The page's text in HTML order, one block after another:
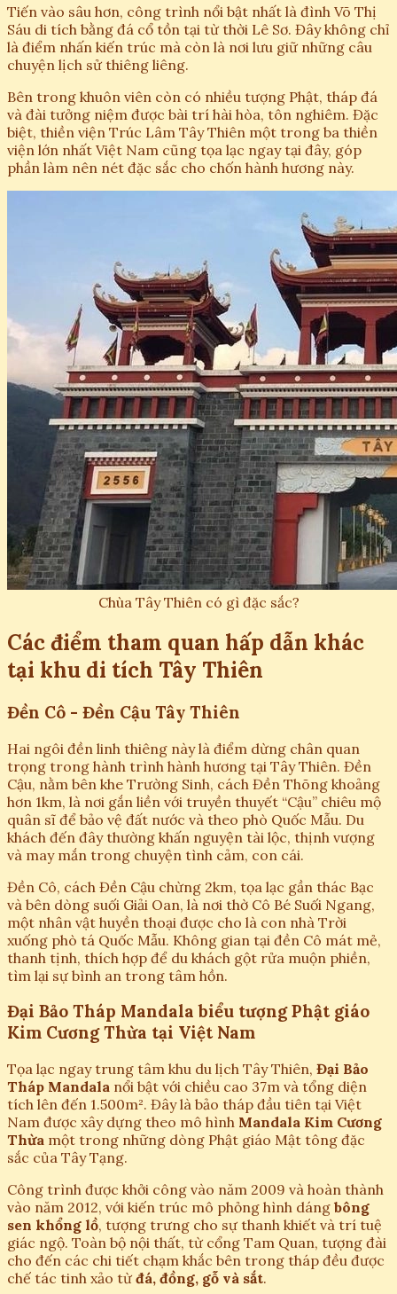
Tiến vào sâu hơn, công trình nổi bật nhất là đình Võ Thị
Sáu di tích bằng đá cổ tồn tại từ thời Lê Sơ. Đây không chỉ
là điểm nhấn kiến trúc mà còn là nơi lưu giữ những câu
chuyện lịch sử thiêng liêng.
Bên trong khuôn viên còn có nhiều tượng Phật, tháp đá
và đài tưởng niệm được bài trí hài hòa, tôn nghiêm. Đặc
biệt, thiền viện Trúc Lâm Tây Thiên một trong ba thiền
viện lớn nhất Việt Nam cũng tọa lạc ngay tại đây, góp
phần làm nên nét đặc sắc cho chốn hành hương này.
Chùa Tây Thiên có gì đặc sắc?
Các điểm tham quan hấp dẫn khác
tại khu di tích Tây Thiên
Đền Cô - Đền Cậu Tây Thiên
Hai ngôi đền linh thiêng này là điểm dừng chân quan
trọng trong hành trình hành hương tại Tây Thiên. Đền
Cậu, nằm bên khe Trường Sinh, cách Đền Thõng khoảng
hơn 1km, là nơi gắn liền với truyền thuyết “Cậu” chiêu mộ
quân sĩ để bảo vệ đất nước và theo phò Quốc Mẫu. Du
khách đến đây thường khấn nguyện tài lộc, thịnh vượng
và may mắn trong chuyện tình cảm, con cái.
Đền Cô, cách Đền Cậu chừng 2km, tọa lạc gần thác Bạc
và bên dòng suối Giải Oan, là nơi thờ Cô Bé Suối Ngang,
một nhân vật huyền thoại được cho là con nhà Trời
xuống phò tá Quốc Mẫu. Không gian tại đền Cô mát mẻ,
thanh tịnh, thích hợp để du khách gột rửa muộn phiền,
tìm lại sự bình an trong tâm hồn.
Đại Bảo Tháp Mandala biểu tượng Phật giáo
Kim Cương Thừa tại Việt Nam
Tọa lạc ngay trung tâm khu du lịch Tây Thiên, Đại Bảo
Tháp Mandala nổi bật với chiều cao 37m và tổng diện
tích lên đến 1.500m². Đây là bảo tháp đầu tiên tại Việt
Nam được xây dựng theo mô hình Mandala Kim Cương
Thừa một trong những dòng Phật giáo Mật tông đặc
sắc của Tây Tạng.
Công trình được khởi công vào năm 2009 và hoàn thành
vào năm 2012, với kiến trúc mô phỏng hình dáng bông
sen khổng lồ, tượng trưng cho sự thanh khiết và trí tuệ
giác ngộ. Toàn bộ nội thất, từ cổng Tam Quan, tượng đài
cho đến các chi tiết chạm khắc bên trong tháp đều được
chế tác tinh xảo từ đá, đồng, gỗ và sắt.